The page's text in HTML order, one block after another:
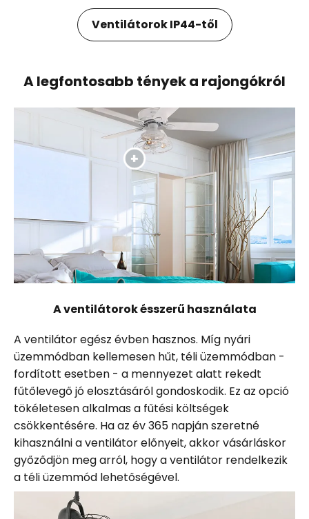
Ventilátorok IP44-től
A legfontosabb tények a rajongókról
A ventilátorok ésszerű használata
A ventilátor egész évben hasznos. Míg nyári
üzemmódban kellemesen hűt, téli üzemmódban -
fordított esetben - a mennyezet alatt rekedt
fűtőlevegő jó elosztásáról gondoskodik. Ez az opció
tökéletesen alkalmas a fűtési költségek
csökkentésére. Ha az év 365 napján szeretné
kihasználni a ventilátor előnyeit, akkor vásárláskor
győződjön meg arról, hogy a ventilátor rendelkezik
a téli üzemmód lehetőségével.